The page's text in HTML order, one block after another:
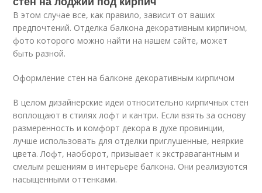
В этом случае все, как правило, зависит от ваших
предпочтений. Отделка балкона декоративным кирпичом,
фото которого можно найти на нашем сайте, может
быть разной.
Оформление стен на балконе декоративным кирпичом
В целом дизайнерские идеи относительно кирпичных стен
воплощают в стилях лофт и кантри. Если взять за основу
размеренность и комфорт декора в духе провинции,
лучше использовать для отделки приглушенные, неяркие
цвета. Лофт, наоборот, призывает к экстравагантным и
смелым решениям в интерьере балкона. Они реализуются
насыщенными оттенками.